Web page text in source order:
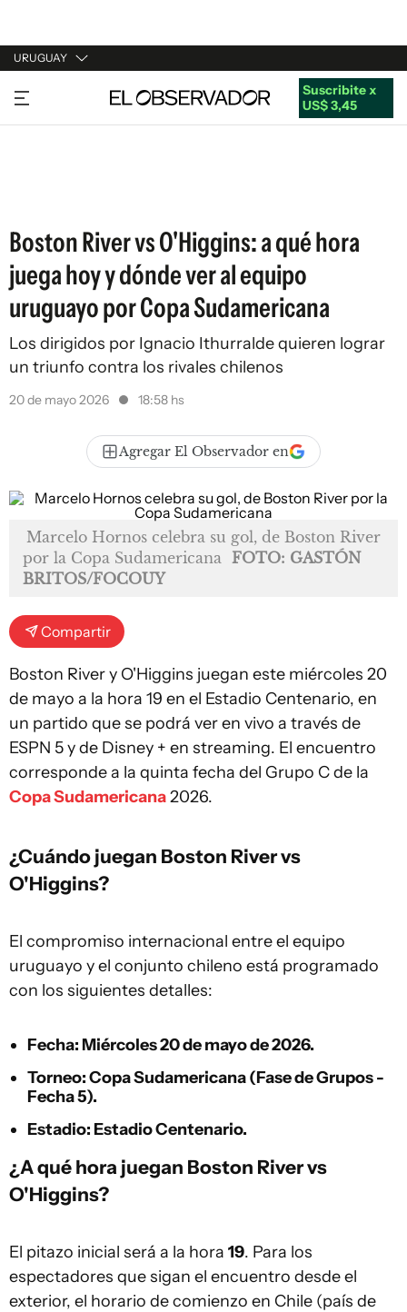
URUGUAY
URUGUAY
ARGENTINA
Suscribite x
US$ 3,45
Boston River vs O'Higgins: a qué hora
juega hoy y dónde ver al equipo
uruguayo por Copa Sudamericana
Los dirigidos por Ignacio Ithurralde quieren lograr
un triunfo contra los rivales chilenos
20 de mayo 2026 18:58 hs
Agregar El Observador en
Marcelo Hornos celebra su gol, de Boston River
por la Copa Sudamericana FOTO: GASTÓN
BRITOS/FOCOUY
Compartir
Boston River y O'Higgins juegan este miércoles 20
de mayo a la hora 19 en el Estadio Centenario, en
un partido que se podrá ver en vivo a través de
ESPN 5 y de Disney + en streaming. El encuentro
corresponde a la quinta fecha del Grupo C de la
Copa Sudamericana2026.
¿Cuándo juegan Boston River vs
O'Higgins?
El compromiso internacional entre el equipo
uruguayo y el conjunto chileno está programado
con los siguientes detalles:
Fecha: Miércoles 20 de mayo de 2026.
Torneo:Copa Sudamericana (Fase de Grupos -
Fecha 5).
Estadio: Estadio Centenario.
¿A qué hora juegan Boston River vs
O'Higgins?
El pitazo inicial será a la hora 19. Para los
espectadores que sigan el encuentro desde el
exterior, el horario de comienzo en Chile (país de